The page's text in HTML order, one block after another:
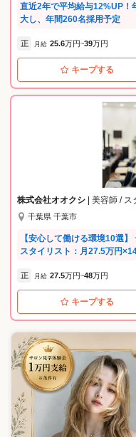
直近2年で平均給与12%UP
大し、年間260名採用予定
正 月給 25.6万円~39万円
キープする
株式会社オオクシ | 美容師 / ス
千葉県 千葉市
【安心して働ける環境10選】 ⭐ 1.完全歩合じゃない！14ヶ月収入保証 ・
スタイリスト：月27.5万円
（最大11万円）で安心＆や
を実現 ⭐ 2.残業代は1分単位で支給！ムダなし ・指紋認証で1分単位の残
業代をきっちり支給 ・1時間
清掃やタオル洗いは専門業者におまかせ ⭐ 3.社会保
・24時間相談OKのメンタルケア、
駐車場代は会社負担 ・交通
負担、契約手続きも代行 ・
⭐ 5.家賃半額の寮あり ・一
電つきワンルーム寮をご希望
屋を会社が手配 ⭐ 6.ノルマなしでストレスフリー ・指名や店販ノルマ一
切なし ・無理な提案やプレッシャーなし ⭐ 7.美容
年齢不問 ・免許があれば、
正 月給 27.5万円~48万円
キープする